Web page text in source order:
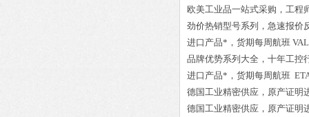
欧美工业品一站式采购，工程
劲价热销型号系列，急速报价
进口产品*，货期每周航班
品牌优势系列大全，十年工控
进口产品*，货期每周航班
德国工业精密供应，原产证明
德国工业精密供应，原产证明